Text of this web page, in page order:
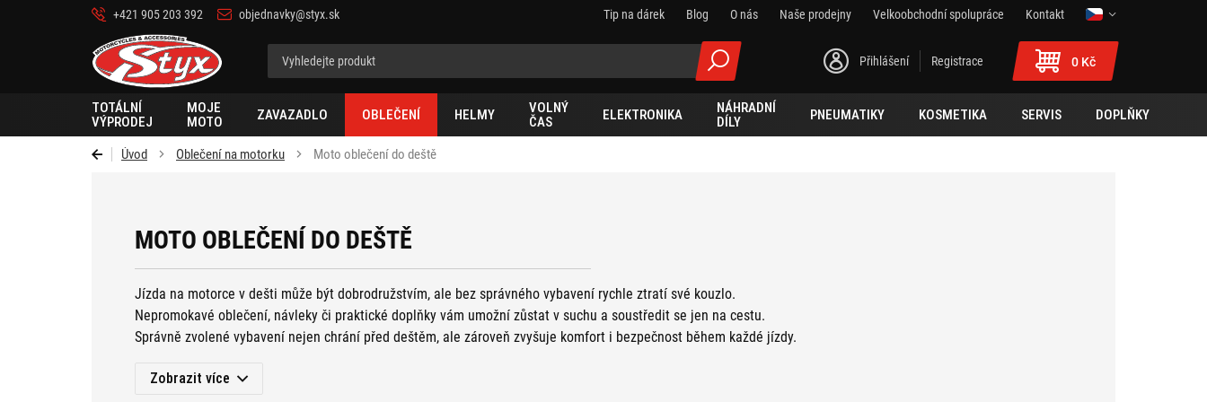
+421 905 203 392 objednavky@styx.sk Tip na dárek Blog O nás Naše prodejny Velkoobchodní spolupráce
Kontakt
Styx-
cz
Přihlášení Registrace 0 Kč
TOTÁLNÍ
VÝPRODEJ
MOJE
MOTO
ZAVAZADLO OBLEČENÍ HELMY
VOLNÝ
ČAS
ELEKTRONIKA
NÁHRADNÍ
DÍLY
PNEUMATIKY KOSMETIKA SERVIS DOPLŇKY
Úvod Oblečení na motorku Moto oblečení do deště
MOTO OBLEČENÍ DO DEŠTĚ
Jízda na motorce v dešti může být dobrodružstvím, ale bez správného vybavení rychle ztratí své kouzlo.
Nepromokavé oblečení, návleky či praktické doplňky vám umožní zůstat v suchu a soustředit se jen na cestu.
Správně zvolené vybavení nejen chrání před deštěm, ale zároveň zvyšuje komfort i bezpečnost během každé jízdy.
suchou a pohodlnou jízdu bez obav z počasí.
Zobrazit více